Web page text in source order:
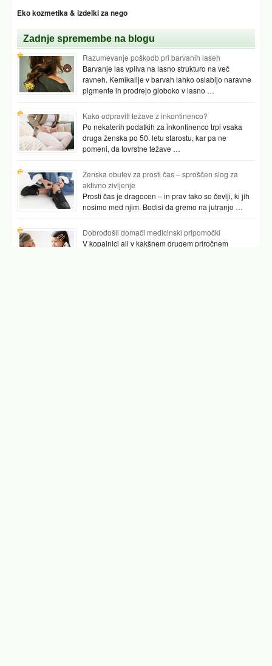
Eko kozmetika & izdelki za nego
Zadnje spremembe na blogu
Razumevanje poškodb pri barvanih laseh
Barvanje las vpliva na lasno strukturo na več
ravneh. Kemikalije v barvah lahko oslabijo naravne
pigmente in prodrejo globoko v lasno …
Kako odpraviti težave z inkontinenco?
Po nekaterih podatkih za inkontinenco trpi vsaka
druga ženska po 50. letu starostu, kar pa ne
pomeni, da tovrstne težave …
Ženska obutev za prosti čas – sproščen slog za
aktivno življenje
Prosti čas je dragocen – in prav tako so čevlji, ki jih
nosimo med njim. Bodisi da gremo na jutranjo …
Dobrodošli domači medicinski pripomočki
V kopalnici ali v kakšnem drugem priročnem